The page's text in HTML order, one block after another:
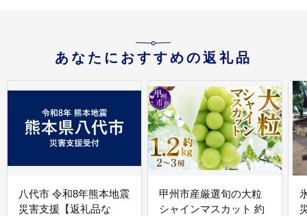
あなたにおすすめの返礼品
八代市 令和8年熊本地震
災害支援【返礼品な
甲州市産厳選旬の大粒
シャインマスカット 約